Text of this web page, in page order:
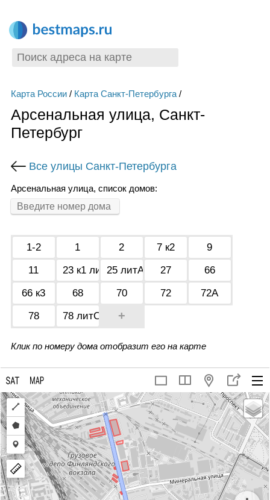
Карта России/ Карта Санкт-Петербурга/
Арсенальная улица, Санкт-
Петербург
Все улицы Санкт-Петербурга
Арсенальная улица, список домов:
1-2 1 2 7 к2
9
11
23 к1 литЛ25 литА 27
66
66 к3
68 70 72
72А
78
78 литС +
Клик по номеру дома отобразит его на карте
Draw
a
polyline
Draw
a
polygon
Draw
a
marker